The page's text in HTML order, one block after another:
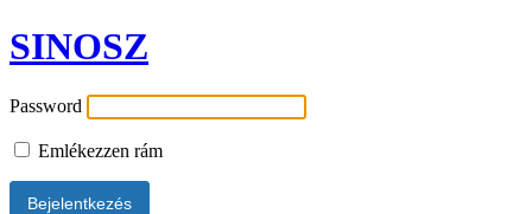
SINOSZ
Password
Emlékezzen rám